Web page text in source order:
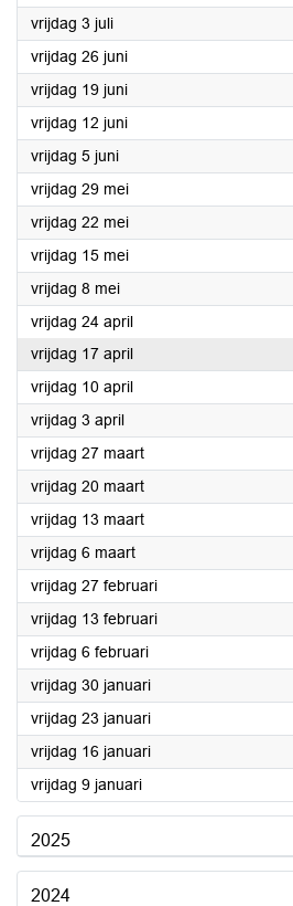
vrijdag 3 juli2026
vrijdag 26 juni2026
vrijdag 19 juni2026
vrijdag 12 juni2026
vrijdag 5 juni2026
vrijdag 29 mei2026
vrijdag 22 mei2026
vrijdag 15 mei2026
vrijdag 8 mei2026
vrijdag 24 april2026
vrijdag 17 april2026
vrijdag 10 april2026
vrijdag 3 april2026
vrijdag 27 maart2026
vrijdag 20 maart2026
vrijdag 13 maart2026
vrijdag 6 maart2026
vrijdag 27 februari2026
vrijdag 13 februari2026
vrijdag 6 februari2026
vrijdag 30 januari2026
vrijdag 23 januari2026
vrijdag 16 januari2026
vrijdag 9 januari2026
2025
2024